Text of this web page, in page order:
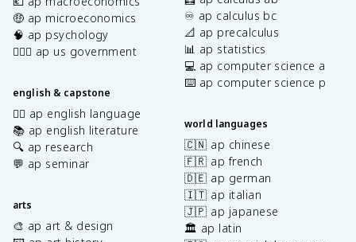
🤑 ap microeconomics
🧠 ap psychology
👩🏾‍⚖️ ap us government
english & capstone
✍🏽 ap english language
📚 ap english literature
🔍 ap research
💬 ap seminar
arts
🎨 ap art & design
♾️ ap calculus bc
📐 ap precalculus
📊 ap statistics
💻 ap computer science a
⌨️ ap computer science p
world languages
🇨🇳 ap chinese
🇫🇷 ap french
🇩🇪 ap german
🇮🇹 ap italian
🇯🇵 ap japanese
🏛️ ap latin